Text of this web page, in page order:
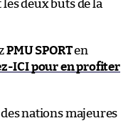
deux buts de la
PMU SPORTen
ICI pour en profiter
nations majeures